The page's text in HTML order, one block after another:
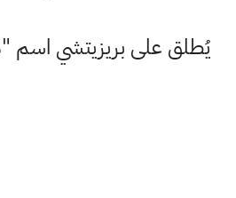
يُطلق على بريزيتشي اسم